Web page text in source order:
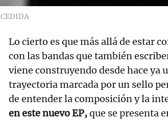
CEDIDA
Lo cierto es que más allá de estar
con las bandas que también
viene construyendo desde hace ya
trayectoria marcada por un sello
de entender la composición y la
en este nuevo EP,que se presenta